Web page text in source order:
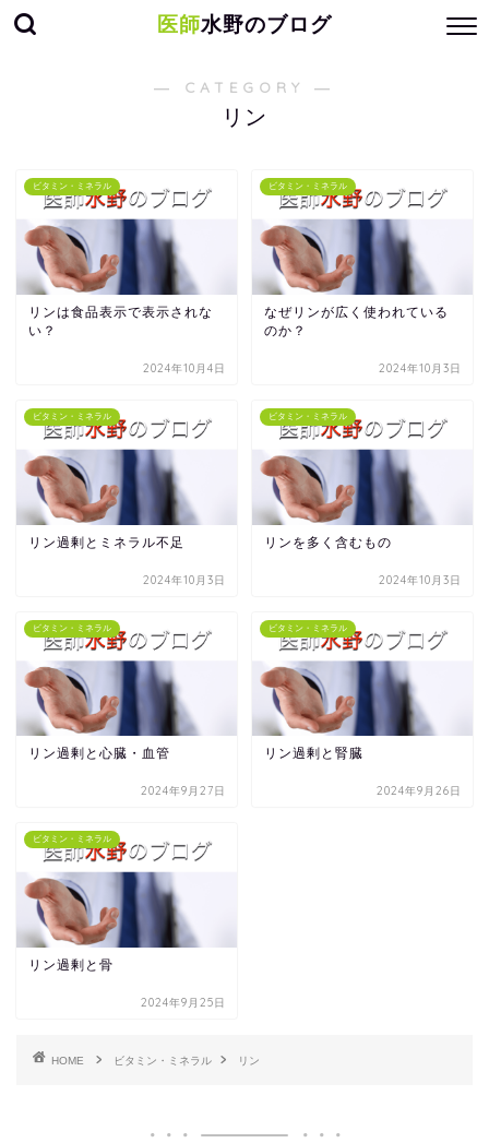
医師水野のブログ
― CATEGORY ―
リン
ビタミン・ミネラル
リンは食品表示で表示されな
い？
2024年10月4日
ビタミン・ミネラル
なぜリンが広く使われている
のか？
2024年10月3日
ビタミン・ミネラル
リン過剰とミネラル不足
2024年10月3日
ビタミン・ミネラル
リンを多く含むもの
2024年10月3日
ビタミン・ミネラル
リン過剰と心臓・血管
2024年9月27日
ビタミン・ミネラル
リン過剰と腎臓
2024年9月26日
ビタミン・ミネラル
リン過剰と骨
2024年9月25日
HOME ビタミン・ミネラル リン